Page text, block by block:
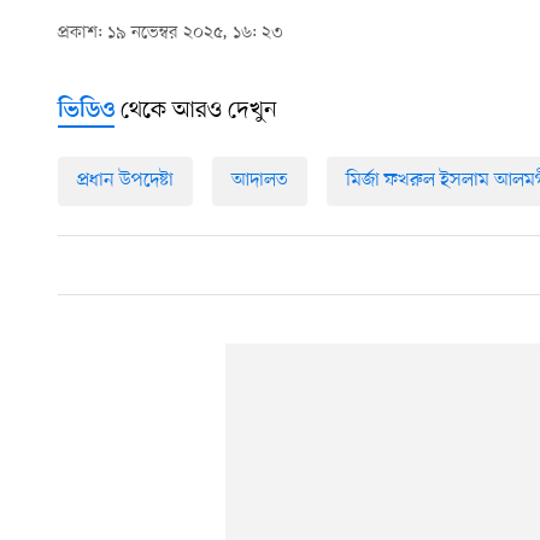
প্রকাশ: ১৯ নভেম্বর ২০২৫, ১৬: ২৩
ভিডিও থেকে আরও দেখুন
প্রধান উপদেষ্টা আদালত মির্জা ফখরুল ইসলাম